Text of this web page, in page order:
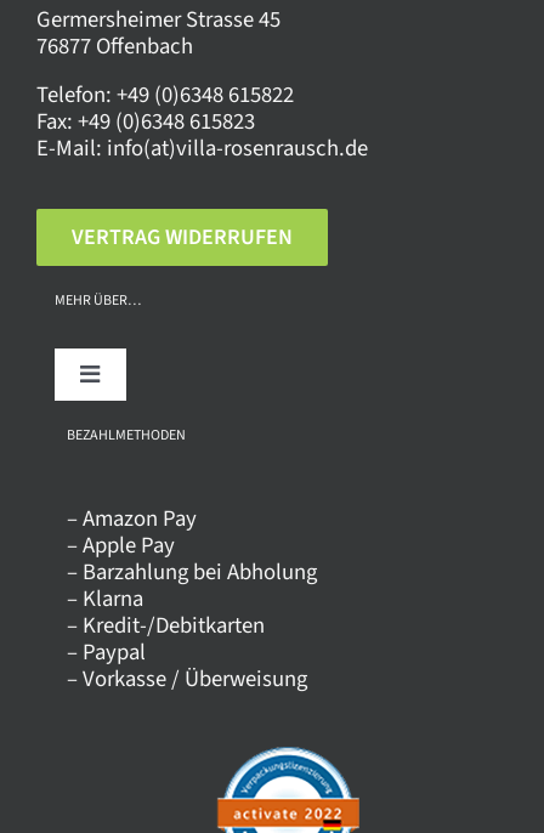
Germersheimer Strasse 45
76877 Offenbach
Telefon:+49 (0)6348 615822
Fax:+49 (0)6348 615823
E-Mail: info(at)villa-rosenrausch.de
VERTRAG WIDERRUFEN
MEHR ÜBER…
Toggle
Über uns
Kontakt
Versandkosten
Datenschutz
BEZAHLMETHODEN
– Amazon Pay
– Apple Pay
– Barzahlung bei Abholung
– Klarna
– Kredit-/Debitkarten
– Paypal
– Vorkasse / Überweisung